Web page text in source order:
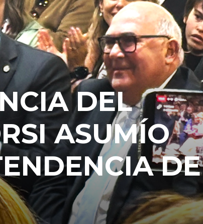
DEL
ASUMÍO
DE